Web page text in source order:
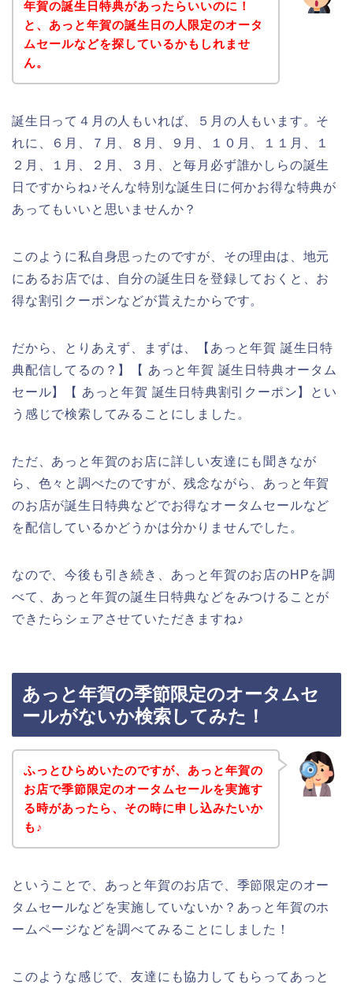
年賀の誕生日特典があったらいいのに！
と、あっと年賀の誕生日の人限定のオータ
ムセールなどを探しているかもしれませ
ん。
誕生日って４月の人もいれば、５月の人もいます。そ
れに、６月、７月、８月、９月、１０月、１１月、１
２月、１月、２月、３月、と毎月必ず誰かしらの誕生
日ですからね♪そんな特別な誕生日に何かお得な特典が
あってもいいと思いませんか？
このように私自身思ったのですが、その理由は、地元
にあるお店では、自分の誕生日を登録しておくと、お
得な割引クーポンなどが貰えたからです。
だから、とりあえず、まずは、【あっと年賀 誕生日特
典配信してるの？】【 あっと年賀 誕生日特典オータム
セール】【 あっと年賀 誕生日特典割引クーポン】とい
う感じで検索してみることにしました。
ただ、あっと年賀のお店に詳しい友達にも聞きなが
ら、色々と調べたのですが、残念ながら、あっと年賀
のお店が誕生日特典などでお得なオータムセールなど
を配信しているかどうかは分かりませんでした。
なので、今後も引き続き、あっと年賀のお店のHPを調
べて、あっと年賀の誕生日特典などをみつけることが
できたらシェアさせていただきますね♪
あっと年賀の季節限定のオータムセ
ールがないか検索してみた！
ふっとひらめいたのですが、あっと年賀の
お店で季節限定のオータムセールを実施す
る時があったら、その時に申し込みたいか
も♪
ということで、あっと年賀のお店で、季節限定のオー
タムセールなどを実施していないか？あっと年賀のホ
ームページなどを調べてみることにしました！
このような感じで、友達にも協力してもらってあっと